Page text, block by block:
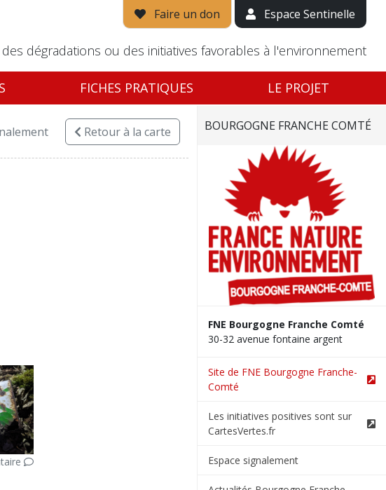
Faire un don Espace Sentinelle
dégradations ou des initiatives favorables à l'environnement
FICHES PRATIQUES LE PROJET
Retourà la carte BOURGOGNE FRANCHE COMTÉ
FNE Bourgogne Franche Comté
30-32 avenue fontaine argent
Site de FNE Bourgogne Franche-
Comté
Les initiatives positives sont sur
CartesVertes.fr
Espace signalement